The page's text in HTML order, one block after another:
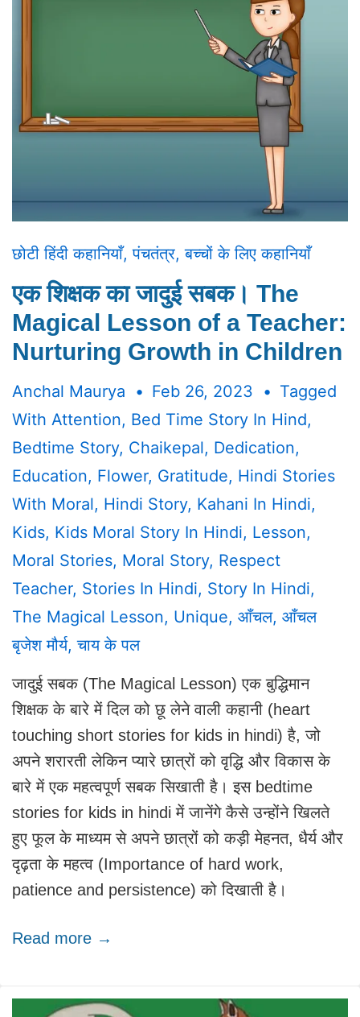
छोटी हिंदी कहानियाँ,पंचतंत्र,बच्चों के लिए कहानियाँ
एक शिक्षक का जादुई सबक। The
Magical Lesson of a Teacher:
Nurturing Growth in Children
Anchal Maurya Feb 26, 2023
Tagged
With Attention, Bed Time Story In Hind,
Bedtime Story, Chaikepal, Dedication,
Education, Flower, Gratitude, Hindi Stories
With Moral, Hindi Story, Kahani In Hindi,
Kids, Kids Moral Story In Hindi, Lesson,
Moral Stories, Moral Story, Respect
Teacher, Stories In Hindi, Story In Hindi,
The Magical Lesson, Unique, आँचल, आँचल
बृजेश मौर्य,चाय के पल
जादुई सबक (The Magical Lesson) एक बुद्धिमान
शिक्षक के बारे में दिल को छू लेने वाली कहानी (heart
touching short stories for kids in hindi) है, जो
अपने शरारती लेकिन प्यारे छात्रों को वृद्धि और विकास के
बारे में एक महत्वपूर्ण सबक सिखाती है। इस bedtime
stories for kids in hindi में जानेंगे कैसे उन्होंने खिलते
हुए फूल के माध्यम से अपने छात्रों को कड़ी मेहनत, धैर्य और
दृढ़ता के महत्व (Importance of hard work,
patience and persistence) को दिखाती है।
Read more →